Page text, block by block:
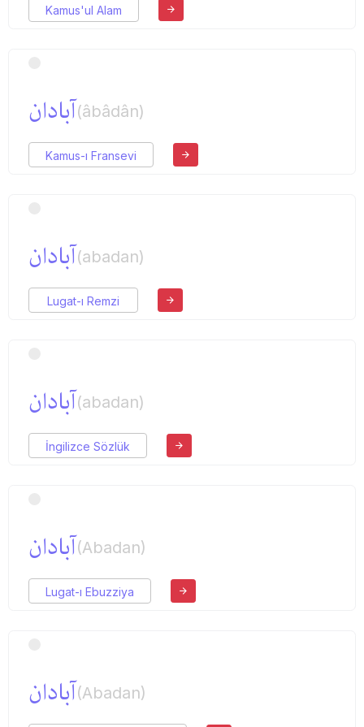
Kamus'ul Alam
آبادان(âbâdân)
Kamus-ı Fransevi
آبادان(abadan)
Lugat-ı Remzi
آبادان(abadan)
İngilizce Sözlük
آبادان(Abadan)
Lugat-ı Ebuzziya
آبادان(Abadan)